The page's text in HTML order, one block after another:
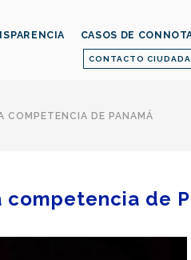
CONTACTO
CASOS DE
COMPETENCIA DE PANAMÁ
competencia de